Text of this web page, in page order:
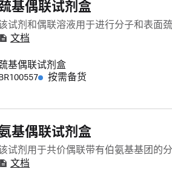
基偶联试剂盒
试剂和偶联溶液用于进行分子和表面巯
文档
基偶联试剂盒
BR100557
按需备货
基偶联试剂盒
试剂用于共价偶联带有伯氨基基团的分
文档